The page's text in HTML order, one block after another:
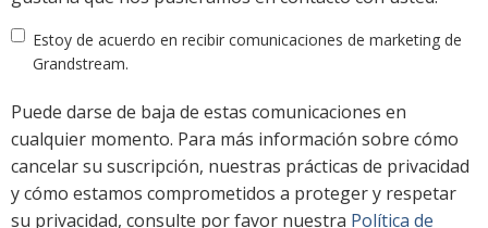
Estoy de acuerdo en recibir comunicaciones de marketing de
Grandstream.
Puede darse de baja de estas comunicaciones en
cualquier momento. Para más información sobre cómo
cancelar su suscripción, nuestras prácticas de privacidad
y cómo estamos comprometidos a proteger y respetar
su privacidad, consulte por favor nuestra Política de